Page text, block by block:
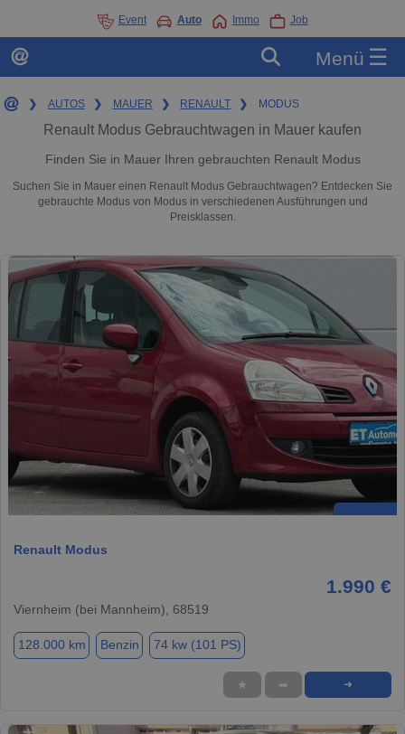
Event Auto Immo Job
Menü ☰
❯ AUTOS ❯ MAUER ❯ RENAULT ❯ MODUS
Renault Modus Gebrauchtwagen in Mauer kaufen
Finden Sie in Mauer Ihren gebrauchten Renault Modus
Suchen Sie in Mauer einen Renault Modus Gebrauchtwagen? Entdecken Sie
gebrauchte Modus von Modus in verschiedenen Ausführungen und
Preisklassen.
Renault Modus
1.990 €
Viernheim (bei Mannheim), 68519
128.000 km Benzin 74 kw (101 PS)
★ ➦ ➜